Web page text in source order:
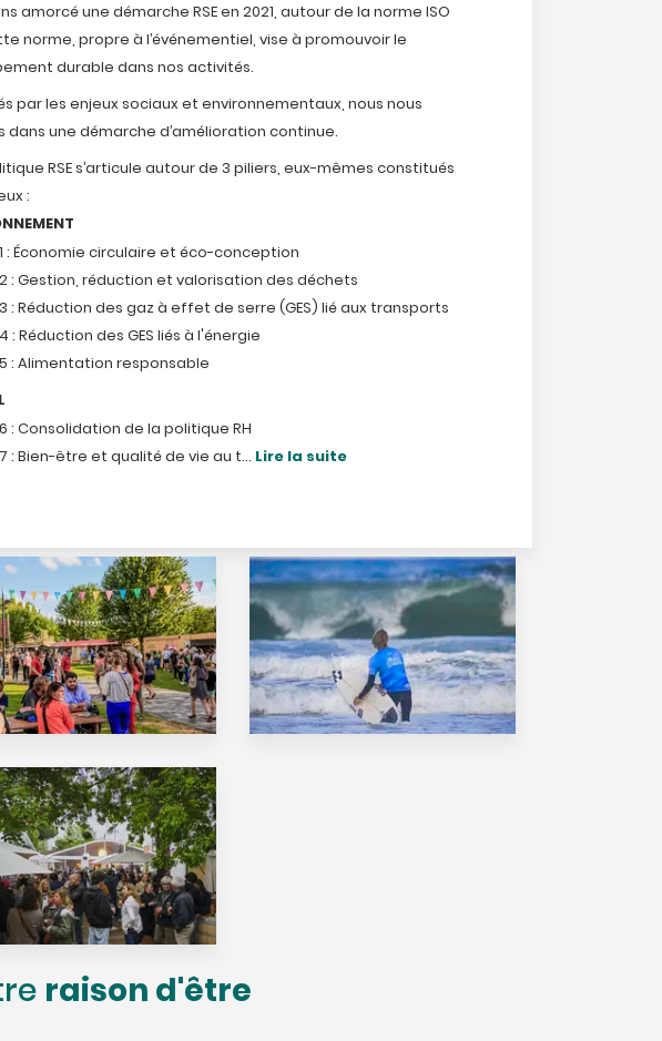
amorcé une démarche RSE en 2021, autour de la norme ISO
norme, propre à l’événementiel, vise à promouvoir le
durable dans nos activités.
par les enjeux sociaux et environnementaux, nous nous
dans une démarche d’amélioration continue.
RSE s’articule autour de 3 piliers, eux-mêmes constitués
:
: Économie circulaire et éco-conception
: Gestion, réduction et valorisation des déchets
: Réduction des gaz à effet de serre (GES) lié aux transports
: Réduction des GES liés à l'énergie
: Alimentation responsable
: Consolidation de la politique RH
: Bien-être et qualité de vie au t... Lire la suite
raison d'être